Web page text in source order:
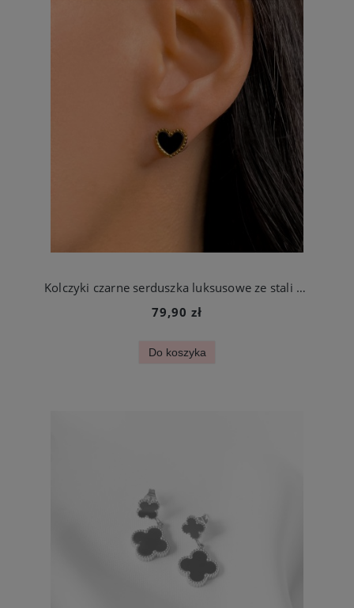
Kolczyki czarne serduszka luksusowe ze stali chirurgicznej
79,90 zł
Do koszyka